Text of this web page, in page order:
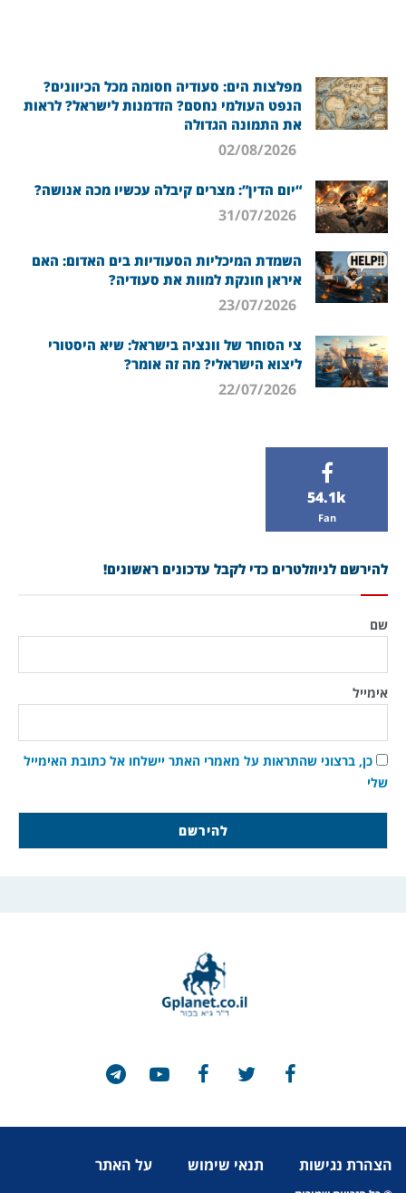
מפלצות הים: סעודיה חסומה מכל הכיוונים?
הנפט העולמי נחסם? הזדמנות לישראל? לראות
את התמונה הגדולה
“יום הדין”: מצרים קיבלה עכשיו מכה אנושה?
השמדת המיכליות הסעודיות בים האדום: האם
איראן חונקת למוות את סעודיה?
צי הסוחר של וונציה בישראל: שיא היסטורי
ליצוא הישראלי? מה זה אומר?
54.1k
Fan
להירשם לניוזלטרים כדי לקבל עדכונים ראשונים!
שם
אימייל
כן, ברצוני שהתראות על מאמרי האתר יישלחו אל כתובת האימייל
שלי
הצהרת נגישות תנאי שימוש על האתר